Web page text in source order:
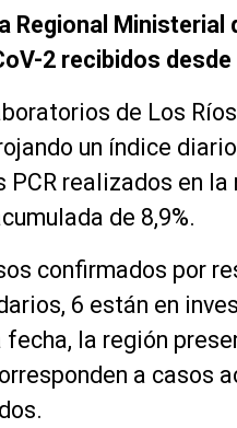
Regional
2 recibidos
de Los
un índice
PCR realizados en
de 8,9%.
confirmados por
6 están en
fecha, la región
a casos